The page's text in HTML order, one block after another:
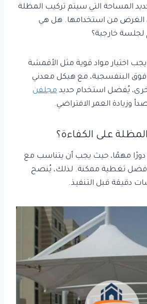
المساحة التي سيتم تركيب المظلة
الغرض من استخدامها. هل هي
خارجية؟
يجب اختيار مواد قوية مثل الأقمشة
فوق البنفسجية، مع هيكل معدني
يُفضل استخدام حديد مجلفن
وزيادة العمر الافتراضي.
على الكفاءة؟
مهمًا، حيث يجب أن يتناسب مع
تغطية ممكنة. لذلك، يُنصح
دقيقة قبل التنفيذ.